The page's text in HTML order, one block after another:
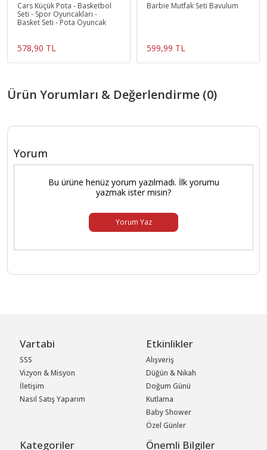
Cars Küçük Pota - Basketbol
Seti - Spor Oyuncakları -
Basket Seti - Pota Oyuncak
578,90 TL
Barbie Mutfak Seti Bavulum
599,99 TL
Ürün Yorumları & Değerlendirme (0)
Yorum
Bu ürüne henüz yorum yazılmadı. İlk yorumu
yazmak ister misin?
Yorum Yaz
Vartabi
SSS
Vizyon & Misyon
İletişim
Nasıl Satış Yaparım
Etkinlikler
Alışveriş
Düğün & Nikah
Doğum Günü
Kutlama
Baby Shower
Özel Günler
Kategoriler Önemli Bilgiler